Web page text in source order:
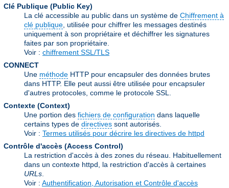
Clé Publique (Public Key)
La clé accessible au public dans un système de Chiffrement à
clé publique , utilisée pour chiffrer les messages destinés
uniquement à son propriétaire et déchiffrer les signatures
faites par son propriétaire.
Voir : chiffrement SSL/TLS
CONNECT
Une méthode HTTP pour encapsuler des données brutes
dans HTTP. Elle peut aussi être utilisée pour encapsuler
d'autres protocoles, comme le protocole SSL.
Contexte (Context)
Une portion des fichiers de configuration dans laquelle
certains types de directives sont autorisés.
Voir : Termes utilisés pour décrire les directives de httpd
Contrôle d'accès (Access Control)
La restriction d'accès à des zones du réseau. Habituellement
dans un contexte httpd, la restriction d'accès à certaines
URLs
Voir : Authentification, Autorisation et Contrôle d'accès